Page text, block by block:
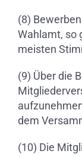
(8)
Wahlamt, so
meisten
(9) Über die
dem
(10) Die